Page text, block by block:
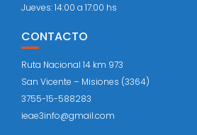
Jueves: 14:00 a 17:00 hs
CONTACTO
Ruta Nacional 14 km 973
San Vicente – Misiones (3364)
3755-15-588283
ieae3info@gmail.com